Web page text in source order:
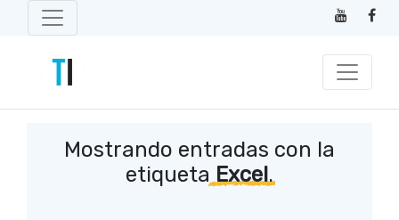
Mostrando entradas con la
etiquetaExcel.